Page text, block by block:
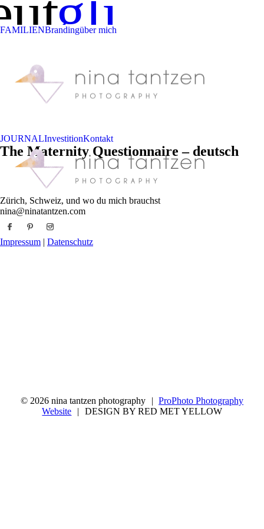
FAMILIENBrandingüber mich
JOURNALInvestitionKontakt
The Maternity Questionnaire – deutsch
Zürich, Schweiz, und wo du mich brauchst
nina@ninatantzen.com
Impressum | Datenschutz
© 2026 nina tantzen photography | ProPhoto Photography
Website
| DESIGN BY RED MET YELLOW